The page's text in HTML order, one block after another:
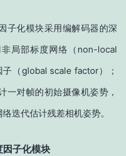
子化模块采用编解码器的深
局部标度网络（non-local
（global scale factor）；
一对帧的初始摄像机姿势，
迭代估计残差相机姿势。
因子化模块